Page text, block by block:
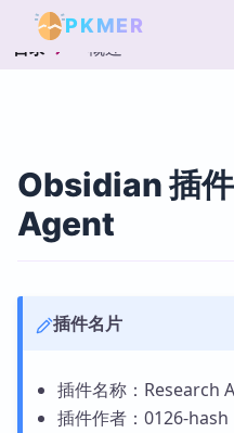
PKMER
目录 概述
Obsidian 插
Agent
插件名片
插件名称：Research
插件作者：0126-hash